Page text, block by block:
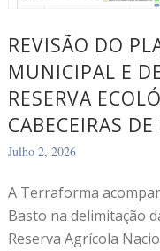
REVISÃO DO
MUNICIPAL E
RESERVA
CABECEIRAS
Julho 2, 2026
A Terraforma
Basto na delimitação
Reserva Agrícola